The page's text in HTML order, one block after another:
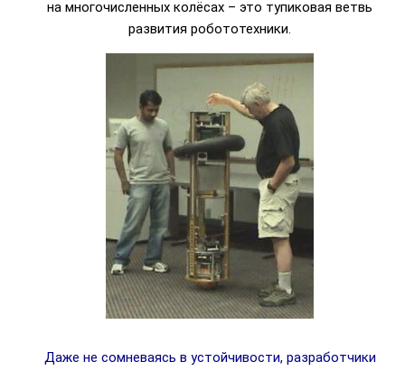
на многочисленных колёсах – это тупиковая ветвь
развития робототехники.
Даже не сомневаясь в устойчивости, разработчики